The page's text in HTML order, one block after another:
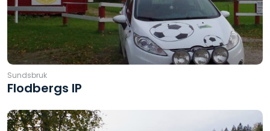
Sundsbruk
Flodbergs IP